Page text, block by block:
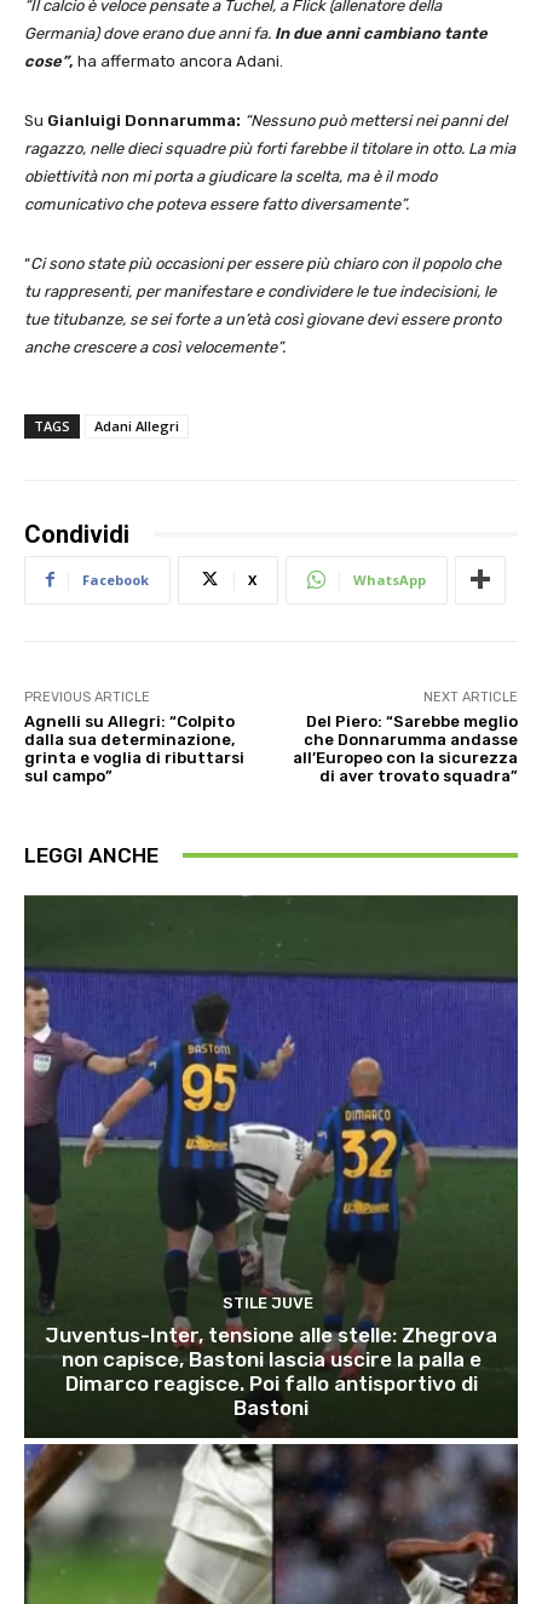
“Il calcio è veloce pensate a Tuchel, a Flick (allenatore della
Germania) dove erano due anni fa. In due anni cambiano tante
cose”, ha affermato ancora Adani.
Su Gianluigi Donnarumma: “Nessuno può mettersi nei panni del
ragazzo, nelle dieci squadre più forti farebbe il titolare in otto. La mia
obiettività non mi porta a giudicare la scelta, ma è il modo
comunicativo che poteva essere fatto diversamente”.
“Ci sono state più occasioni per essere più chiaro con il popolo che
tu rappresenti, per manifestare e condividere le tue indecisioni, le
tue titubanze, se sei forte a un’età così giovane devi essere pronto
anche crescere a così velocemente”.
TAGS Adani Allegri
Condividi
Facebook X WhatsApp
PREVIOUS ARTICLE
Agnelli su Allegri: “Colpito
dalla sua determinazione,
grinta e voglia di ributtarsi
sul campo”
NEXT ARTICLE
Del Piero: “Sarebbe meglio
che Donnarumma andasse
all’Europeo con la sicurezza
di aver trovato squadra”
LEGGI ANCHE
STILE JUVE
Juventus-Inter, tensione alle stelle: Zhegrova
non capisce, Bastoni lascia uscire la palla e
Dimarco reagisce. Poi fallo antisportivo di
Bastoni